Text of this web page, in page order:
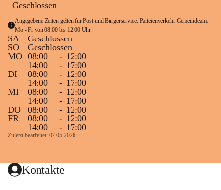
Geschlossen
Angegebene Zeiten gelten für Post und Bürgerservice. Parteienverkehr Gemeindeamt
Mo - Fr von 08:00 bis 12:00 Uhr.
SA
Geschlossen
SO
Geschlossen
MO 08:00 - 12:00
14:00
- 17:00
DI
08:00 - 12:00
14:00
- 17:00
MI
08:00 - 12:00
14:00
- 17:00
DO
08:00 - 12:00
FR
08:00 - 12:00
14:00
- 17:00
Zuletzt bearbeitet: 07.05.2026
Kontakte